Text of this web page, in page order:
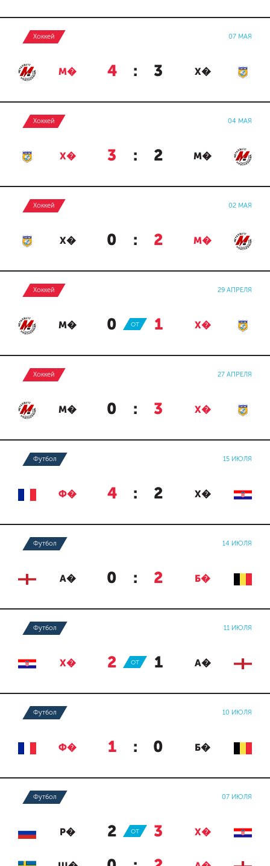
Хоккей 07 МАЯ
М� 4 : 3 Х�
Хоккей 04 МАЯ
Х� 3 : 2 М�
Хоккей 02 МАЯ
Х� 0 : 2 М�
Хоккей 29 АПРЕЛЯ
М� 0 : 1 Х�
ОТ
Хоккей 27 АПРЕЛЯ
М� 0 : 3 Х�
Футбол 15 ИЮЛЯ
Ф� 4 : 2 Х�
Футбол 14 ИЮЛЯ
А� 0 : 2 Б�
Футбол 11 ИЮЛЯ
Х� 2 : 1 А�
ОТ
Футбол 10 ИЮЛЯ
Ф� 1 : 0 Б�
Футбол 07 ИЮЛЯ
Р� 2 : 3 Х�
ОТ